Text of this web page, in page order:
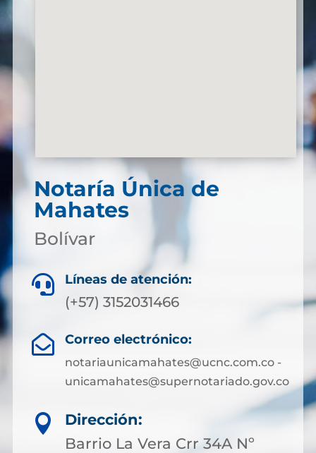
Notaría Única de
Mahates
Bolívar
 Líneas de atención:
(+57) 3152031466
 Correo electrónico:
notariaunicamahates@ucnc.com.co -
unicamahates@supernotariado.gov.co

Dirección:
Barrio La Vera Crr 34A Nº